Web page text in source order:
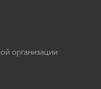
организации